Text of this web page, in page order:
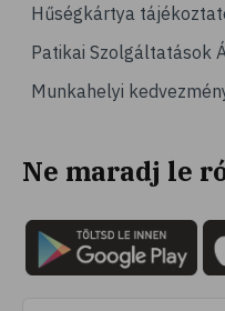
# kardiovaszkuláris
# szív- és érrendszer
# vérnyomás
# mozgás
# pszichológia
# hátfájás
Hűségkártya
Patikai Szolgáltatások
Munkahelyi
Ne maradj le